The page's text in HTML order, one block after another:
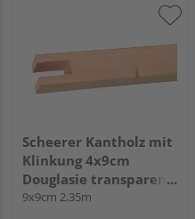
Scheerer Kantholz mit
Klinkung 4x9cm
Douglasie transparent
lasiert -cremeweiß-
9x9cm 2,35m